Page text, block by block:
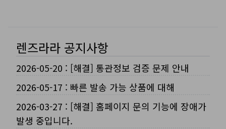
렌즈라라 공지사항
2026-05-20 : [해결] 통관정보 검증 문제 안내
2026-05-17 : 빠른 발송 가능 상품에 대해
2026-03-27 : [해결] 홈페이지 문의 기능에 장애가
발생 중입니다.